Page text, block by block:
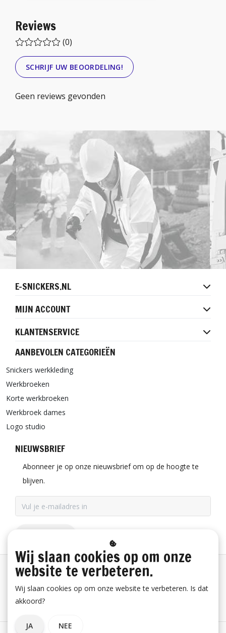
Reviews
(0)
SCHRIJF UW BEOORDELING!
Geen reviews gevonden
E-SNICKERS.NL
MIJN ACCOUNT
KLANTENSERVICE
AANBEVOLEN CATEGORIEËN
Snickers werkkleding
Werkbroeken
Korte werkbroeken
Werkbroek dames
Logo studio
NIEUWSBRIEF
Abonneer je op onze nieuwsbrief om op de hoogte te
blijven.
Betaalinformatie
Wij slaan cookies op om onze
website te verbeteren.
Wij slaan cookies op om onze website te verbeteren. Is dat
akkoord?
JA NEE